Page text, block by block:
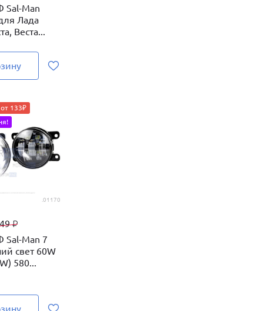
Man
Лада
Веста...
.01170
₽
133₽
Man 7
свет 60W
580...